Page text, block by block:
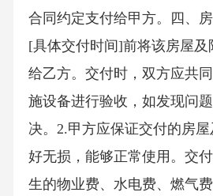
合同约定支付给甲方。四、
[具体交付时间]前将该房屋
给乙方。交付时，双方应共
施设备进行验收，如发现问
决。2.甲方应保证交付的房
好无损，能够正常使用。交
生的物业费、水电费、燃气